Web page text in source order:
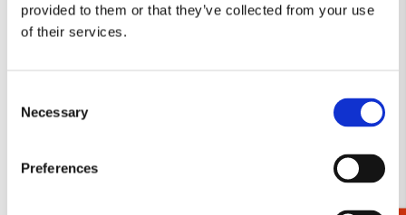
provided to them or that they’ve collected from your use
of their services.
Selection
Necessary
Preferences
voor al deze dingen en ze zijn ook nog eens heel mooi en
vrolijk! Neem gauw een kijkje tussen alle schrijfwaren die we
Heb je ook interesse in onze
of andere
artikelen? Neem dan gauw een kijkje, want zodra je voor meer
verzendkosten in rekening gebracht!